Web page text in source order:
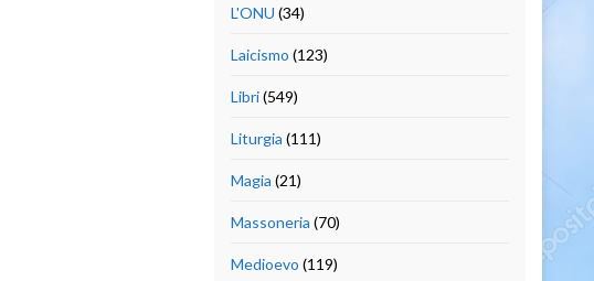
L'ONU (34)
Laicismo (123)
Libri(549)
Liturgia (111)
Magia (21)
Massoneria (70)
Medioevo (119)